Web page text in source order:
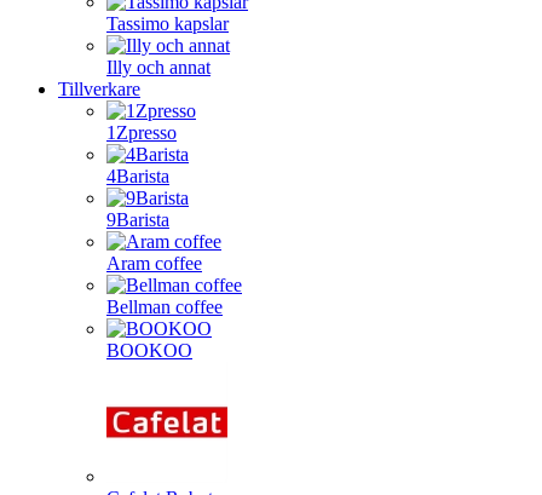
Tassimo kapslar
Illy och annat
Tillverkare
1Zpresso
4Barista
9Barista
Aram coffee
Bellman coffee
BOOKOO